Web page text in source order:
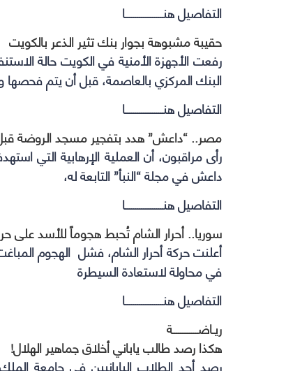
التفاصيل هنــــــــــــــــــا
حقيبة مشبوهة بجوار بنك تثير الذعر بالكويت
رفعت الأجهزة الأمنية في الكويت حالة
البنك المركزي بالعاصمة، قبل أن يتم
التفاصيل هنــــــــــــــــــا
مصر.. “داعش” هدد بتفجير مسجد الروضة
رأى مراقبون، أن العملية الإرهابية
داعش في مجلة “النبأ” التابعة له،
التفاصيل هنــــــــــــــــــا
سوريا.. أحرار الشام تُحبط هجوماً للأسد على
أعلنت حركة أحرار الشام، فشل الهجوم
في محاولة لاستعادة السيطرة
التفاصيل هنــــــــــــــــــا
ريـاضــــــــــــة
هكذا رصد طالب ياباني أخلاق جماهير الهلال!
رصد أحد الطلاب اليابانيين في جامعة